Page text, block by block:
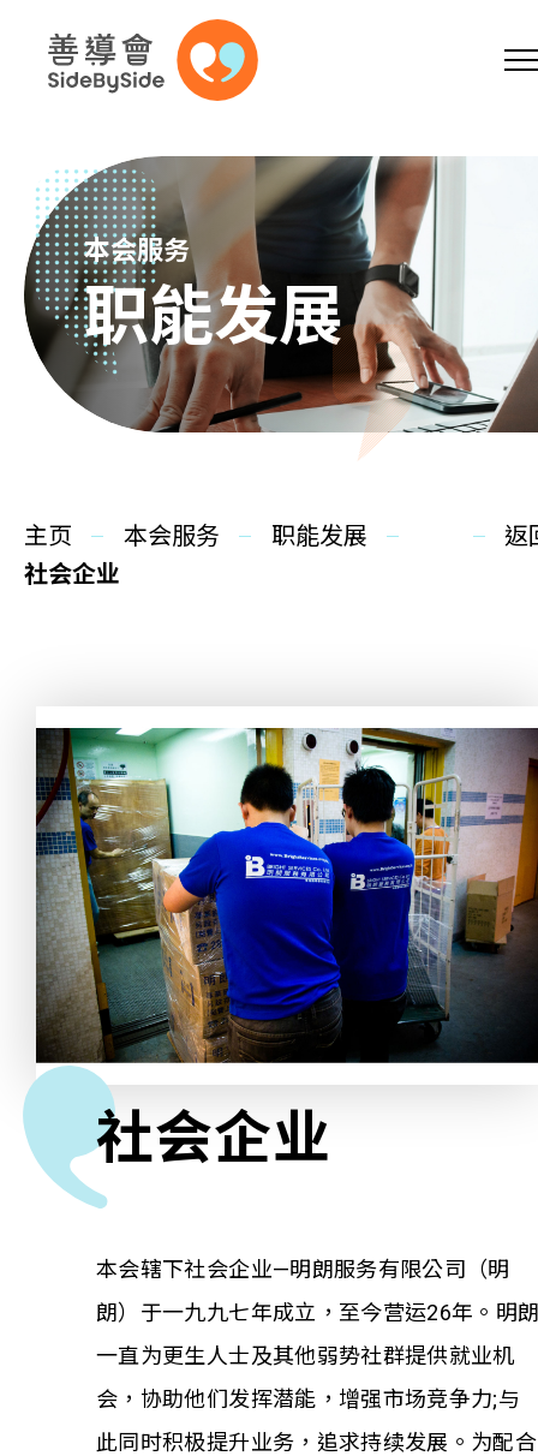
跳到内容（按回车键）
A EN 简
主页
更生同行
多元共融
社区连系
同你讲故事
慈善活动
其他活动及消息
相关报导
关于本会
本会服务
职能发展
主页 本会服务
职能发展
社会企业
返
社会企业
本会辖下社会企业—明朗服务有限公司（明
朗）于一九九七年成立，至今营运26年。明
一直为更生人士及其他弱势社群提供就业机
会，协助他们发挥潜能，增强市场竞争力;与
此同时积极提升业务，追求持续发展。为配合